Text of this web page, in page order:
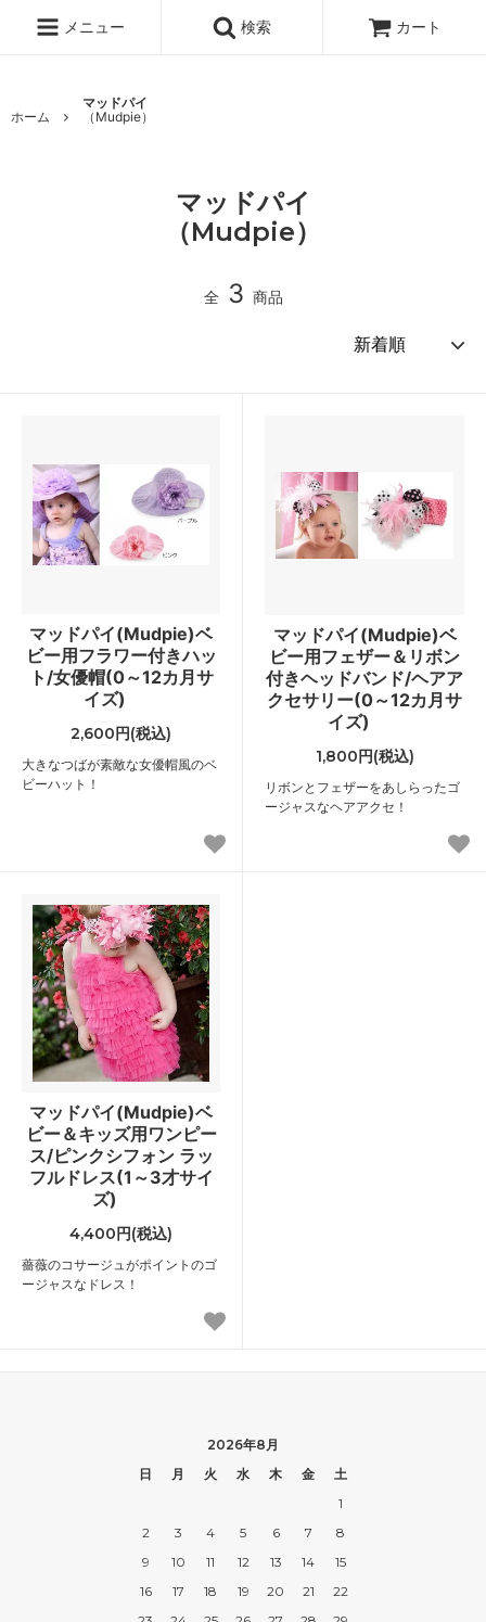
メニュー 検索 カート
ホーム
マッドパイ
（Mudpie）
マッドパイ
（Mudpie）
全 3 商品
マッドパイ(Mudpie)ベ
ビー用フラワー付きハッ
ト/女優帽(0～12カ月サ
イズ)
2,600円(税込)
大きなつばが素敵な女優帽風のベ
ビーハット！
マッドパイ(Mudpie)ベ
ビー用フェザー＆リボン
付きヘッドバンド/ヘアア
クセサリー(0～12カ月サ
イズ)
1,800円(税込)
リボンとフェザーをあしらったゴ
ージャスなヘアアクセ！
マッドパイ(Mudpie)ベ
ビー＆キッズ用ワンピー
ス/ピンクシフォン ラッ
フルドレス(1～3才サイ
ズ)
4,400円(税込)
薔薇のコサージュがポイントのゴ
ージャスなドレス！
2026年8月
日
月 火 水 木 金
土
1
2
3 4 5 6 7
8
9
10 11 12 13 14
15
16
17 18 19 20 21
22